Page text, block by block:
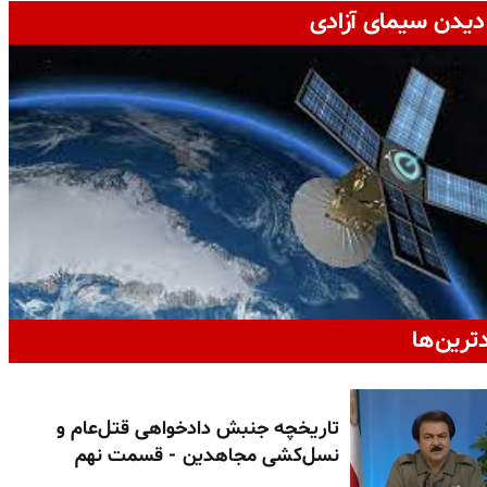
سیمای آزادی
تاریخچه جنبش دادخواهی قتل‌عام و
نسل‌کشی مجاهدین - قسمت نهم